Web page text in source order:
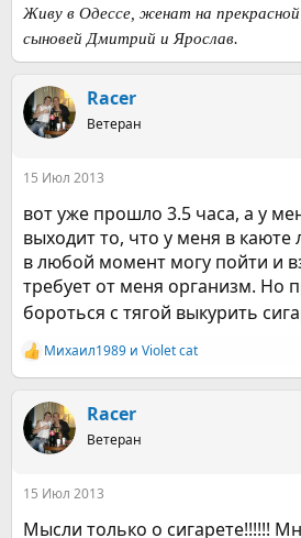
Живу в Одессе, женат на
сыновей Дмитрий и Ярослав.
Racer
Ветеран
15 Июл 2013
вот уже прошло 3.5 часа, а у
выходит то, что у меня в каюте
в любой момент могу пойти и
требует от меня организм. Но
бороться с тягой выкурить
Р
е
к
ц
и
Михаил1989 и Violet cat
Racer
Ветеран
15 Июл 2013
Мысли только о сигарете!!!!!!